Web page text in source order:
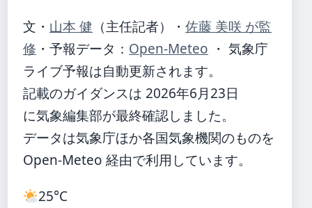
文・ 山本 健 （主任記者） ・ 佐藤 美咲 が監
修 ・ 予報データ： Open-Meteo ・ 気象庁
ライブ予報は自動更新されます。
記載のガイダンスは 2026年6月23日
に気象編集部が最終確認しました。
データは気象庁ほか各国気象機関のものを
Open-Meteo 経由で利用しています。
25°C